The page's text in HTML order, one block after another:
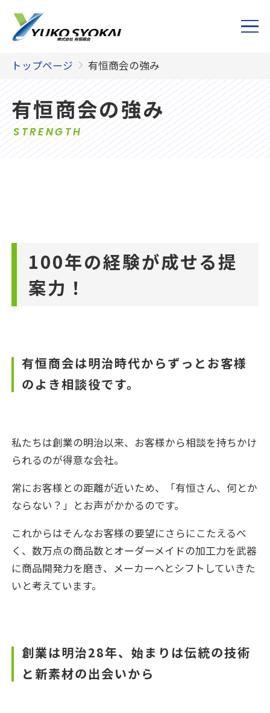
トップページ 有恒商会の強み
有恒商会の強み
STRENGTH
100年の経験が成せる提
案力！
有恒商会は明治時代からずっとお客様
のよき相談役です。
私たちは創業の明治以来、お客様から相談を持ちかけ
られるのが得意な会社。
常にお客様との距離が近いため、「有恒さん、何とか
ならない？」とお声がかかるのです。
これからはそんなお客様の要望にさらにこたえるべ
く、数万点の商品数とオーダーメイドの加工力を武器
に商品開発力を磨き、メーカーへとシフトしていきた
いと考えています。
創業は明治28年、始まりは伝統の技術
と新素材の出会いから